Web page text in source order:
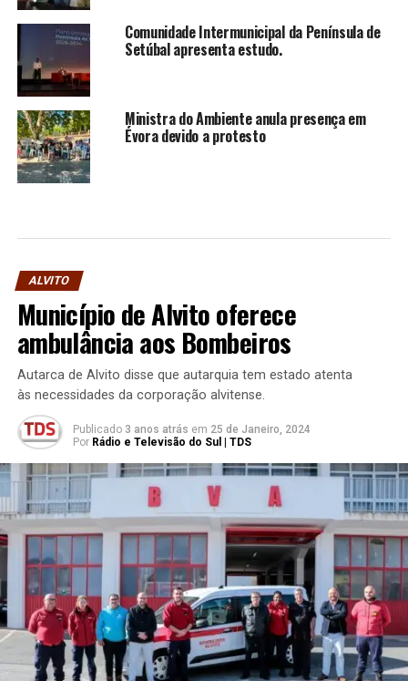
Comunidade Intermunicipal da Península de
Setúbal apresenta estudo.
Ministra do Ambiente anula presença em
Évora devido a protesto
ALVITO
Município de Alvito oferece
ambulância aos Bombeiros
Autarca de Alvito disse que autarquia tem estado atenta
às necessidades da corporação alvitense.
Publicado 3 anos atrás em 25 de Janeiro, 2024
Por Rádio e Televisão do Sul | TDS